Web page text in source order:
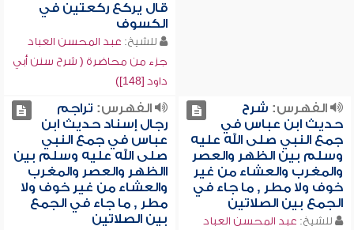
قال يركع ركعتين في
الكسوف
للشيخ: عبد المحسن العباد
جزء من محاضرة ( شرح سنن أبي
داود [148])
الفهرس: شرح
حديث ابن عباس في
جمع النبي صلى الله عليه
وسلم بين الظهر والعصر
والمغرب والعشاء من غير
خوف ولا مطر , ما جاء في
الجمع بين الصلاتين
للشيخ: عبد المحسن العباد
الفهرس: تراجم
رجال إسناد حديث ابن
عباس في جمع النبي
صلى الله عليه وسلم بين
االظهر والعصر والمغرب
والعشاء من غير خوف ولا
مطر , ما جاء في الجمع
بين الصلاتين